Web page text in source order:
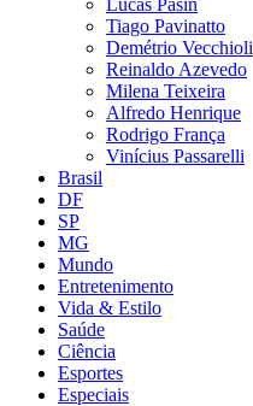
Tiago Pavinatto
Demétrio Vecchioli
Reinaldo Azevedo
Milena Teixeira
Alfredo Henrique
Rodrigo França
Vinícius Passarelli
Brasil
DF
SP
MG
Mundo
Entretenimento
Vida & Estilo
Saúde
Ciência
Esportes
Especiais